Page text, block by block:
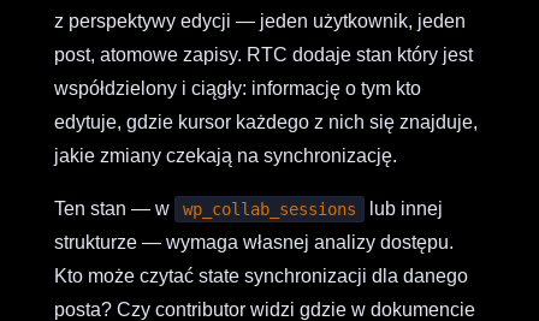
z perspektywy edycji — jeden użytkownik, jeden
post, atomowe zapisy. RTC dodaje stan który jest
współdzielony i ciągły: informację o tym kto
edytuje, gdzie kursor każdego z nich się znajduje,
jakie zmiany czekają na synchronizację.
Ten stan — w wp_collab_sessions
lub innej
strukturze — wymaga własnej analizy dostępu.
Kto może czytać state synchronizacji dla danego
posta? Czy contributor widzi gdzie w dokumencie